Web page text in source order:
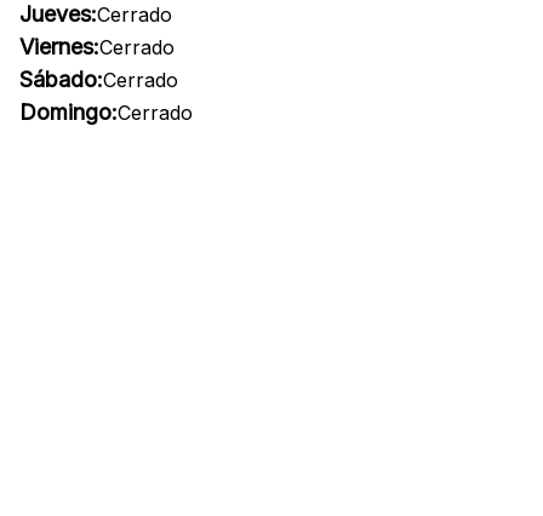
Jueves:Cerrado
Viernes:Cerrado
Sábado:Cerrado
Domingo:Cerrado